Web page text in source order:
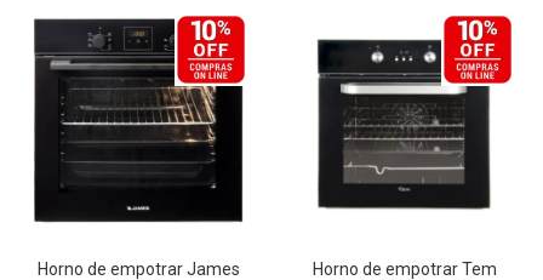
Horno de empotrar James
Horno de empotrar Tem